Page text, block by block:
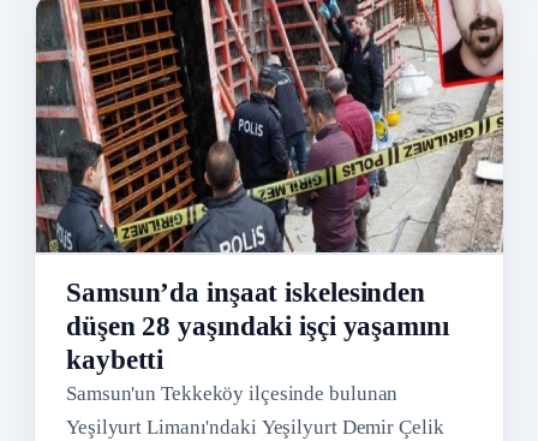
Samsun’da inşaat iskelesinden
düşen 28 yaşındaki işçi yaşamını
kaybetti
Samsun'un Tekkeköy ilçesinde bulunan
Yeşilyurt Limanı'ndaki Yeşilyurt Demir Çelik